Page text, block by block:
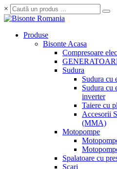
×
Produse
Bisonte Acasa
Compresoare
Sudura
Sudura cu
Sudura cu
inverter
Taiere cu
Accesorii
(MMA)
Motopompe
Spalatoare cu
Scari